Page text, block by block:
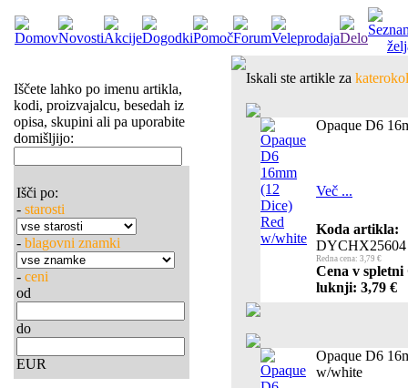
Iščete lahko po imenu artikla,
kodi, proizvajalcu, besedah iz
opisa, skupini ali pa uporabite
domišljijo:
Išči po:
- starosti
- blagovni znamki
- ceni
od
do
EUR
Iskali ste artikle za
Opaque D6
Več ...
Koda artikla:
DYCHX25604
Redna cena: 3,79 €
Cena v
luknji: 3,79 €
Opaque D6
w/white